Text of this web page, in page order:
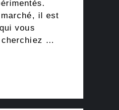
il est
vous
cherchiez …